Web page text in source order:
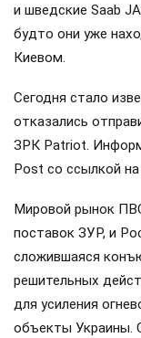
и шведские Saab
будто они уже
Киевом.
Сегодня стало
отказались
ЗРК Patriot.
Post со ссылкой на
Мировой рынок
поставок ЗУР, и
сложившаяся
решительных
для усиления
объекты Украины.